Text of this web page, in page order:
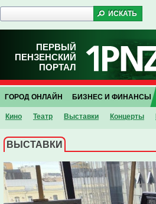
ПЕРВЫЙ
ПЕНЗЕНСКИЙ
ПОРТАЛ
ГОРОД ОНЛАЙН БИЗНЕС И ФИНАНСЫ
Кино Театр Выставки Концерты
ВЫСТАВКИ